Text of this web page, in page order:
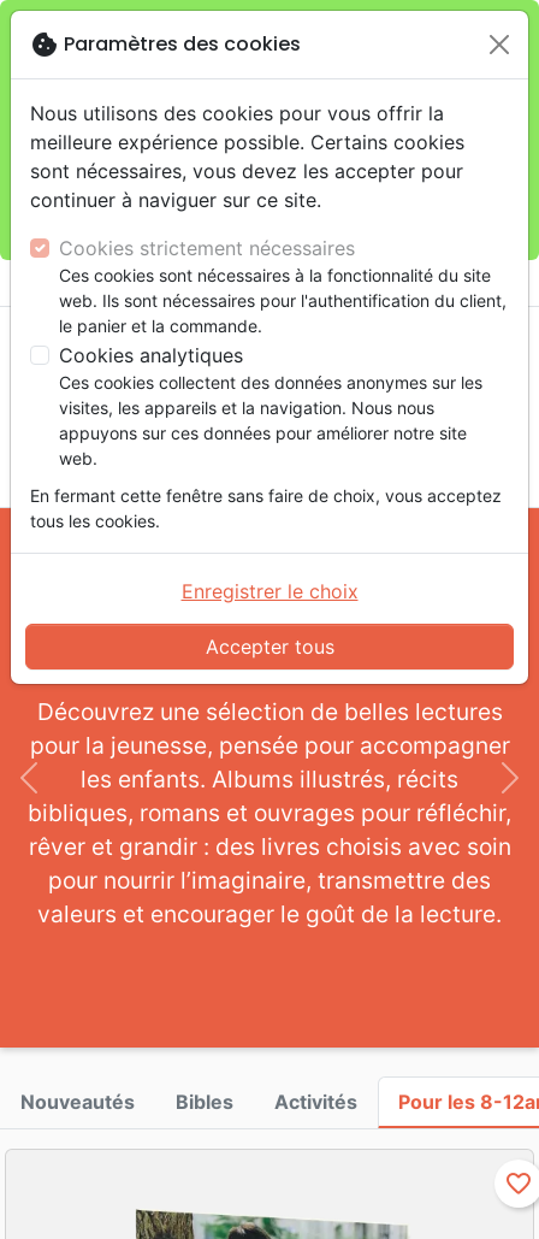
Je veux retirer ma commande au 4, rue Audubon
(Gare de Lyon), Parisclose
warningCette boutique en ligne est limitée au retrait en
magasin.
Pour les livraisons à domicile, veuillez passer vos
commandes sur la boutique La Maison de la Bible
shopping_cart
Idées de lecture pour la
jeunesse :
Découvrez une sélection de belles lectures
pour la jeunesse, pensée pour accompagner
les enfants. Albums illustrés, récits
bibliques, romans et ouvrages pour réfléchir,
rêver et grandir : des livres choisis avec soin
pour nourrir l’imaginaire, transmettre des
valeurs et encourager le goût de la lecture.
Previous
Nouveautés Bibles Activités Pour les 8-
favorite_border
cookie Paramètres des cookies
Nous utilisons des cookies pour vous offrir la
meilleure expérience possible. Certains cookies
sont nécessaires, vous devez les accepter pour
continuer à naviguer sur ce site.
Cookies strictement nécessaires
Ces cookies sont nécessaires à la fonctionnalité du site
web. Ils sont nécessaires pour l'authentification du client,
le panier et la commande.
Cookies analytiques
Ces cookies collectent des données anonymes sur les
visites, les appareils et la navigation. Nous nous
appuyons sur ces données pour améliorer notre site
web.
En fermant cette fenêtre sans faire de choix, vous acceptez
tous les cookies.
Accepter tous
Enregistrer le choix